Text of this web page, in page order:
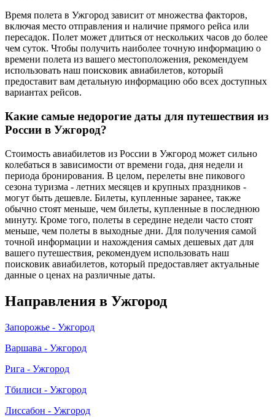
Время полета в Ужгород зависит от множества факторов,
включая место отправления и наличие прямого рейса или
пересадок. Полет может длиться от нескольких часов до более
чем суток. Чтобы получить наиболее точную информацию о
времени полета из вашего местоположения, рекомендуем
использовать наш поисковик авиабилетов, который
предоставит вам детальную информацию обо всех доступных
вариантах рейсов.
Какие самые недорогие даты для путешествия из
России в Ужгород?
Стоимость авиабилетов из России в Ужгород может сильно
колебаться в зависимости от времени года, дня недели и
периода бронирования. В целом, перелеты вне пикового
сезона туризма - летних месяцев и крупных праздников -
могут быть дешевле. Билеты, купленные заранее, также
обычно стоят меньше, чем билеты, купленные в последнюю
минуту. Кроме того, полеты в середине недели часто стоят
меньше, чем полеты в выходные дни. Для получения самой
точной информации и нахождения самых дешевых дат для
вашего путешествия, рекомендуем использовать наш
поисковик авиабилетов, который предоставляет актуальные
данные о ценах на различные даты.
Направления в Ужгород
Запорожье - Ужгород
Варшава - Ужгород
Рига - Ужгород
Тбилиси - Ужгород
Лиссабон - Ужгород